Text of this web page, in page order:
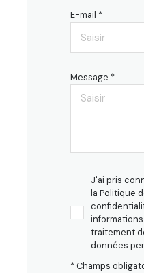
E-mail *
Message *
J'ai pris
la Politique
traitement
données
* Champs